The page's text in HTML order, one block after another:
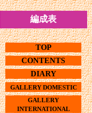
編成表
TOP
CONTENTS
DIARY
GALLERY DOMESTIC
GALLERY
INTERNATIONAL